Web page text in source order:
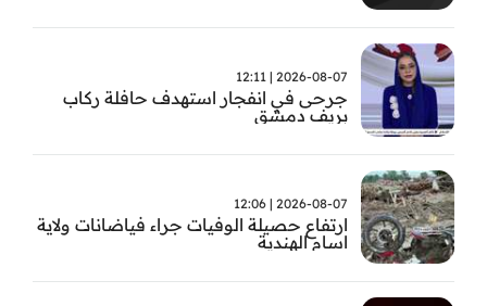
2026-08-07 | 12:11
جرحى في انفجار استهدف حافلة ركاب
بريف دمشق
2026-08-07 | 12:06
ارتفاع حصيلة الوفيات جراء فياضانات ولاية
اسام الهندية